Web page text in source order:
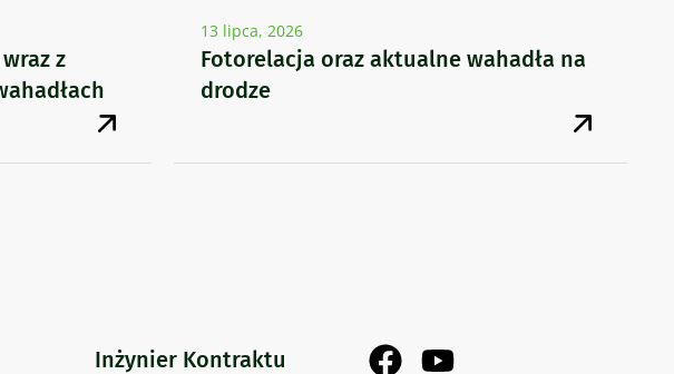
z
13 lipca, 2026
Fotorelacja oraz aktualne wahadła na
drodze
Inżynier Kontraktu